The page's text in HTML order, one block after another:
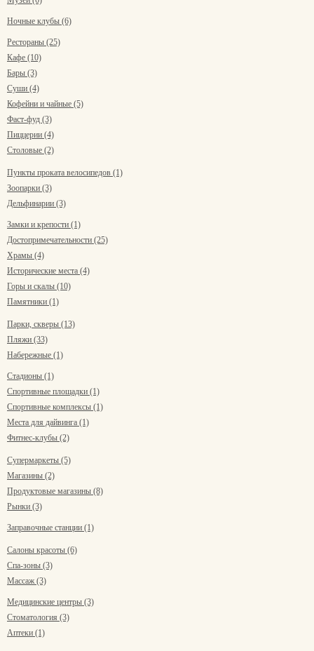
Ночные клубы (6)
Рестораны (25)
Кафе (10)
Бары (3)
Суши (4)
Кофейни и чайные (5)
Фаст-фуд (3)
Пиццерии (4)
Столовые (2)
Пункты проката велосипедов (1)
Зоопарки (3)
Дельфинарии (3)
Замки и крепости (1)
Достопримечательности (25)
Храмы (4)
Исторические места (4)
Горы и скалы (10)
Памятники (1)
Парки, скверы (13)
Пляжи (33)
Набережные (1)
Стадионы (1)
Спортивные площадки (1)
Спортивные комплексы (1)
Места для дайвинга (1)
Фитнес-клубы (2)
Супермаркеты (5)
Магазины (2)
Продуктовые магазины (8)
Рынки (3)
Заправочные станции (1)
Салоны красоты (6)
Спа-зоны (3)
Массаж (3)
Медицинские центры (3)
Стоматология (3)
Аптеки (1)